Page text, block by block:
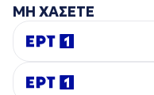
ΜΗ ΧΑΣΕΤΕ